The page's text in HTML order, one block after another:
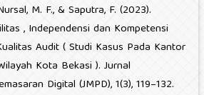
M. F., & Saputra, F. (2023).
, Independensi dan Kompetensi
Audit ( Studi Kasus Pada Kantor
Kota Bekasi ). Jurnal
Digital (JMPD), 1(3), 119–132.